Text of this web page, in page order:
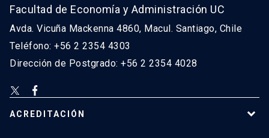
Facultad de Economía y Administración UC
Avda. Vicuña Mackenna 4860, Macul. Santiago, Chile
Teléfono: +56 2 2354 4303
Dirección de Postgrado: +56 2 2354 4028
ACREDITACIÓN